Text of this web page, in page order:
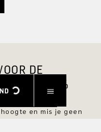
DE
10%
en mis je geen